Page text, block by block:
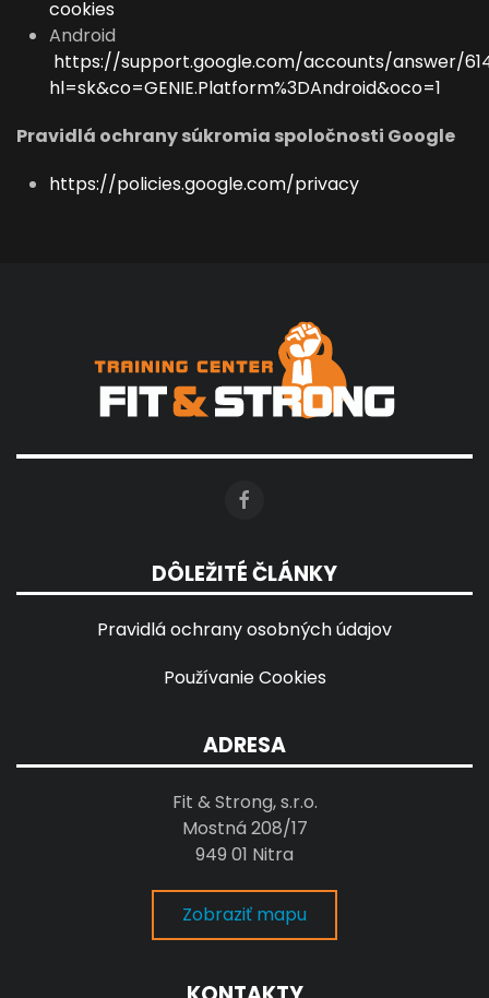
cookies
Android
https://support.google.com/accounts/answer/
hl=sk&co=GENIE.Platform%3DAndroid&oco=1
Pravidlá ochrany súkromia spoločnosti Google
https://policies.google.com/privacy
DÔLEŽITÉ ČLÁNKY
Pravidlá ochrany osobných údajov
Používanie Cookies
ADRESA
Fit & Strong, s.r.o.
Mostná 208/17
949 01 Nitra
Zobraziť mapu